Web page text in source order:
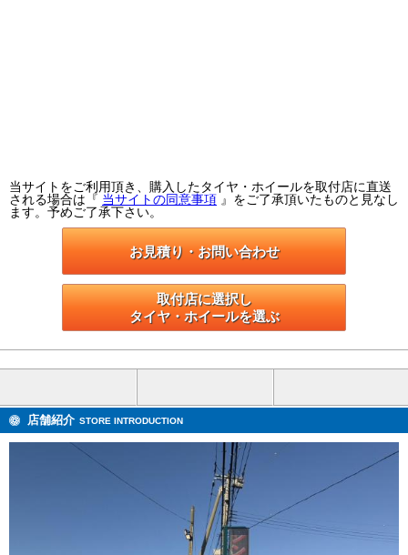
当サイトをご利用頂き、購入したタイヤ・ホイールを取付店に直送
される場合は『 当サイトの同意事項 』をご了承頂いたものと見なし
ます。予めご了承下さい。
お見積り・お問い合わせ
取付店に選択し
タイヤ・ホイールを選ぶ
店舗紹介 STORE INTRODUCTION